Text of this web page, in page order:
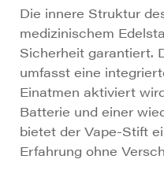
Die innere Struktur
medizinischem
Sicherheit garantiert.
umfasst eine
Einatmen aktiviert
Batterie und einer
bietet der Vape-Stift
Erfahrung ohne